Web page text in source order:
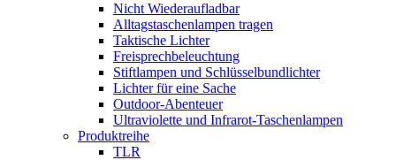
Nicht Wiederaufladbar
Alltagstaschenlampen tragen
Taktische Lichter
Freisprechbeleuchtung
Stiftlampen und Schlüsselbundlichter
Lichter für eine Sache
Outdoor-Abenteuer
Ultraviolette und Infrarot-Taschenlampen
Produktreihe
TLR